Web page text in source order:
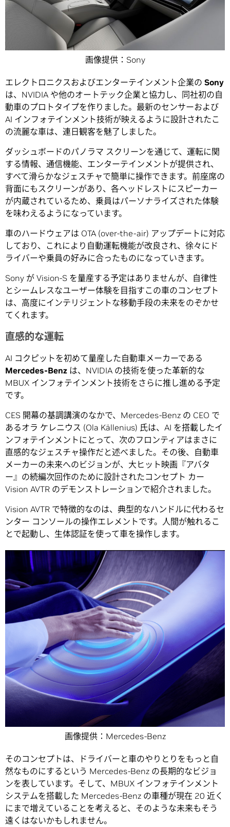
画像提供：Sony
エレクトロニクスおよびエンターテインメント企業の Sony
は、NVIDIA や他のオートテック企業と協力し、同社初の自
動車のプロトタイプを作りました。最新のセンサーおよび
AI インフォテインメント技術が映えるように設計されたこ
の流麗な車は、連日観客を魅了しました。
ダッシュボードのパノラマ スクリーンを通じて、運転に関
する情報、通信機能、エンターテインメントが提供され、
すべて滑らかなジェスチャで簡単に操作できます。前座席の
背面にもスクリーンがあり、各ヘッドレストにスピーカー
が内蔵されているため、乗員はパーソナライズされた体験
を味わえるようになっています。
車のハードウェアは OTA (over-the-air) アップデートに対応
しており、これにより自動運転機能が改良され、徐々にド
ライバーや乗員の好みに合ったものになっていきます。
Sony が Vision-S を量産する予定はありませんが、自律性
とシームレスなユーザー体験を目指すこの車のコンセプト
は、高度にインテリジェントな移動手段の未来をのぞかせ
てくれます。
直感的な運転
AI コクピットを初めて量産した自動車メーカーである
Mercedes-Benz は、NVIDIA の技術を使った革新的な
MBUX インフォテインメント技術をさらに推し進める予定
です。
CES 開幕の基調講演のなかで、Mercedes-Benz の CEO で
あるオラ ケレニウス (Ola Källenius) 氏は、AI を搭載したイ
ンフォテインメントにとって、次のフロンティアはまさに
直感的なジェスチャ操作だと述べました。その後、自動車
メーカーの未来へのビジョンが、大ヒット映画『アバタ
ー』の続編次回作のために設計されたコンセプト カー
Vision AVTR のデモンストレーションで紹介されました。
Vision AVTR で特徴的なのは、典型的なハンドルに代わるセ
ンター コンソールの操作エレメントです。人間が触れるこ
とで起動し、生体認証を使って車を操作します。
画像提供：Mercedes-Benz
そのコンセプトは、ドライバーと車のやりとりをもっと自
然なものにするという Mercedes-Benz の長期的なビジョ
ンを表しています。そして、MBUX インフォテインメント
システムを搭載した Mercedes-Benz の車種が現在 20 近く
にまで増えていることを考えると、そのような未来もそう
遠くはないかもしれません。